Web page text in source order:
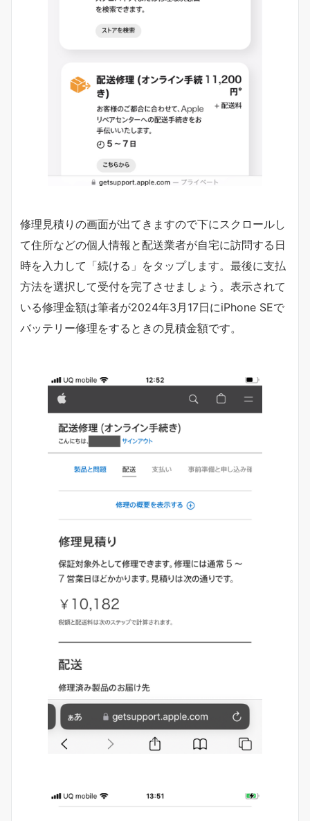
修理見積りの画面が出てきますので下にスクロールし
て住所などの個人情報と配送業者が自宅に訪問する日
時を入力して「続ける」をタップします。最後に支払
方法を選択して受付を完了させましょう。表示されて
いる修理金額は筆者が2024年3月17日にiPhone SEで
バッテリー修理をするときの見積金額です。